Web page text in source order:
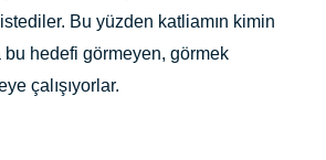
Bu yüzden katliamın kimin
bu hedefi görmeyen, görmek
çalışıyorlar.